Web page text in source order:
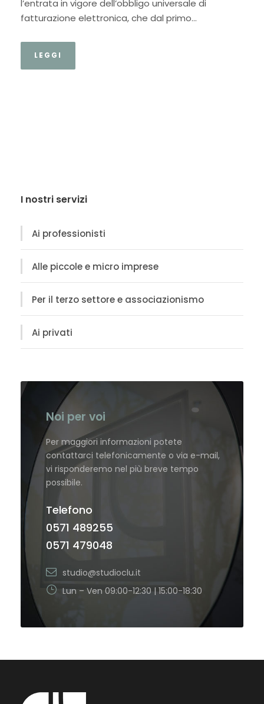
l’entrata in vigore dell’obbligo universale di
fatturazione elettronica, che dal primo...
LEGGI
I nostri servizi
Ai professionisti
Alle piccole e micro imprese
Per il terzo settore e associazionismo
Ai privati
Noi per voi
Per maggiori informazioni potete
contattarci telefonicamente o via e-mail,
vi risponderemo nel più breve tempo
possibile.
Telefono
0571 489255
0571 479048
studio@studioclu.it
Lun – Ven 09:00-12:30 | 15:00-18:30